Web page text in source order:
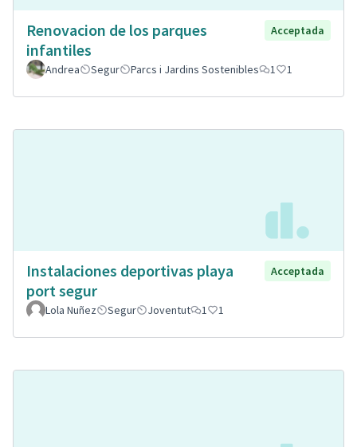
Renovacion de los parques
infantiles
Acceptada
Andrea Segur Parcs i Jardins Sostenibles 1 1
Instalaciones deportivas playa
port segur
Acceptada
Lola Nuñez Segur Joventut 1 1